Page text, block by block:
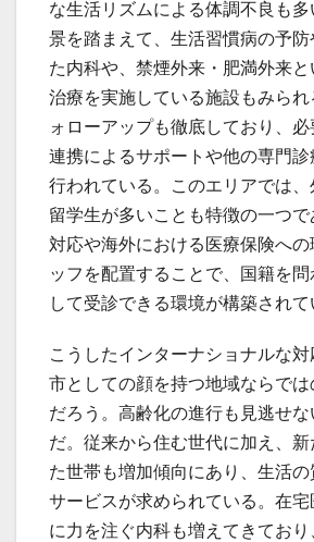
な生活リズムによる体調不良も
景を踏まえて、生活習慣病の予防
た内科や、禁煙外来・肥満外来
治療を実施している施設もみられ
ォローアップも徹底しており、
連携によるサポートや他の専門診
行われている。このエリアでは
留学生が多いことも特徴の一つ
対応や海外における医療保険へ
ッフを配置することで、国籍を
して受診できる環境が構築されて
こうしたインターナショナルな
市としての顔を持つ地域ならでは
だろう。高齢化の進行も見逃せ
だ。従来から住む世代に加え、
た世帯も増加傾向にあり、生活
サービスが求められている。在
に力を注ぐ内科も増えてきてお